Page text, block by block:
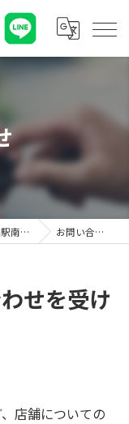
北海道札幌のハンコならはんこ屋さん21手稲駅南口店 お問い合わせ
せを受け
店舗についての